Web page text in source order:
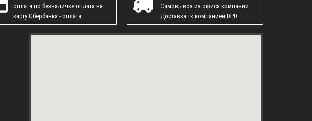
оплата по безналичке оплата на
карту Сбербанка - оплата
наличними
Самовывоз из офиса компании.
Доставка тк компанией DPD